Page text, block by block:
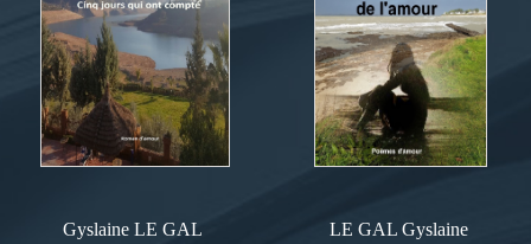
Gyslaine LE GAL LE GAL Gyslaine